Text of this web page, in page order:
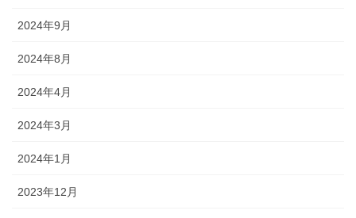
2024年9月
2024年8月
2024年4月
2024年3月
2024年1月
2023年12月